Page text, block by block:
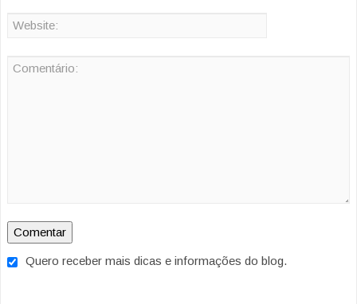
Quero receber mais dicas e informações do blog.